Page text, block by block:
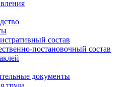
состав
постановочный состав
документы
труда